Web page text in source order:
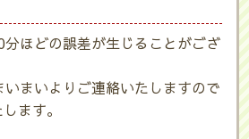
ほどの誤差が生じることがござ
いまいよりご連絡いたしますので
ます。